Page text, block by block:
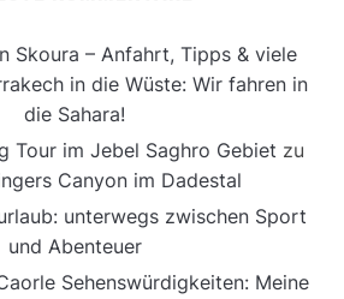
Skoura – Anfahrt, Tipps & viele
in die Wüste: Wir fahren in
die Sahara!
Tour im Jebel Saghro Gebiet zu
Canyon im Dadestal
unterwegs zwischen Sport
und Abenteuer
Sehenswürdigkeiten: Meine